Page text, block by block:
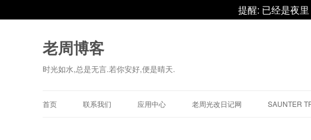
提醒: 已经是夜
老周博客
时光如水,总是无言.若你安好,便是晴天.
首页 联系我们 应用中心 老周光改日记网 SAUNTER